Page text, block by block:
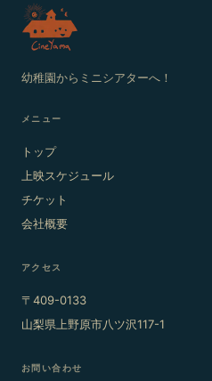
幼稚園からミニシアターへ！
メニュー
トップ
上映スケジュール
チケット
会社概要
アクセス
〒409-0133
山梨県上野原市八ツ沢117-1
お問い合わせ